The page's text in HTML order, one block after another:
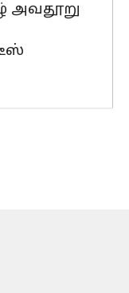
அவதூறு